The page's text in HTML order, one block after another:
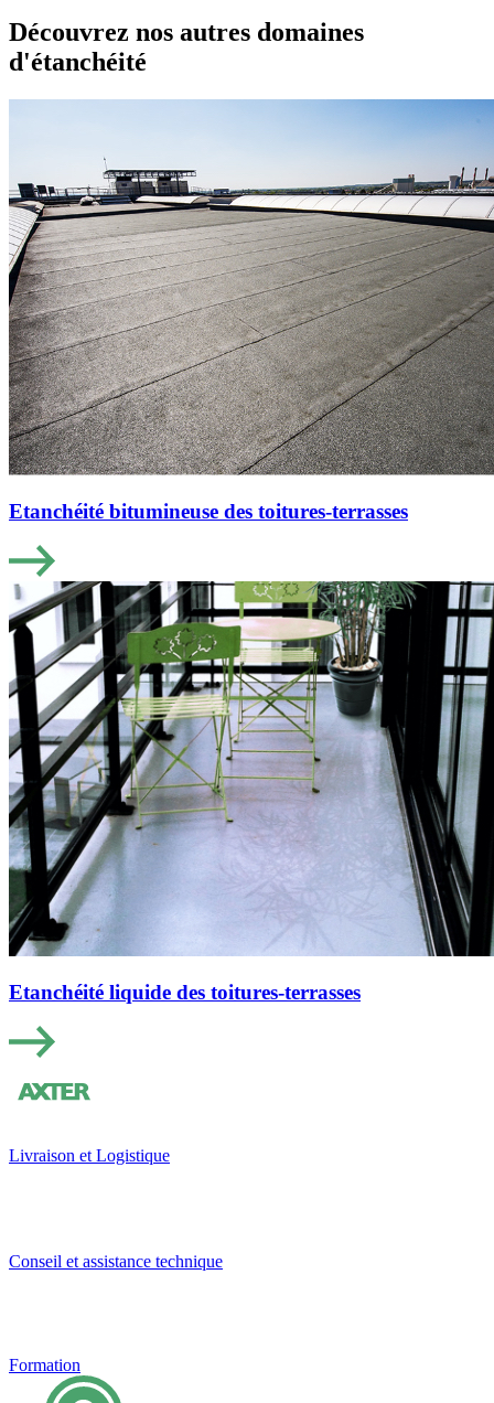
Découvrez nos autres domaines
d'étanchéité
Etanchéité bitumineuse des toitures-terrasses
Etanchéité liquide des toitures-terrasses
Livraison et Logistique
Conseil et assistance technique
Formation